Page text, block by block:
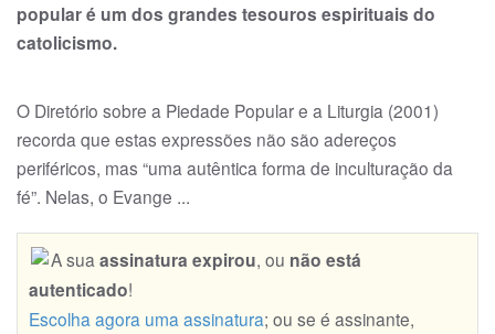
popular é um dos grandes tesouros espirituais do
catolicismo.
O Diretório sobre a Pieda­de Popular e a Liturgia (2001)
recorda que estas expressões não são adereços
periféricos, mas “uma autêntica forma de inculturação da
fé”. Nelas, o Evange ...
A sua assinatura expirou, ou não está
autenticado!
Escolha agora uma assinatura; ou se é assinante,